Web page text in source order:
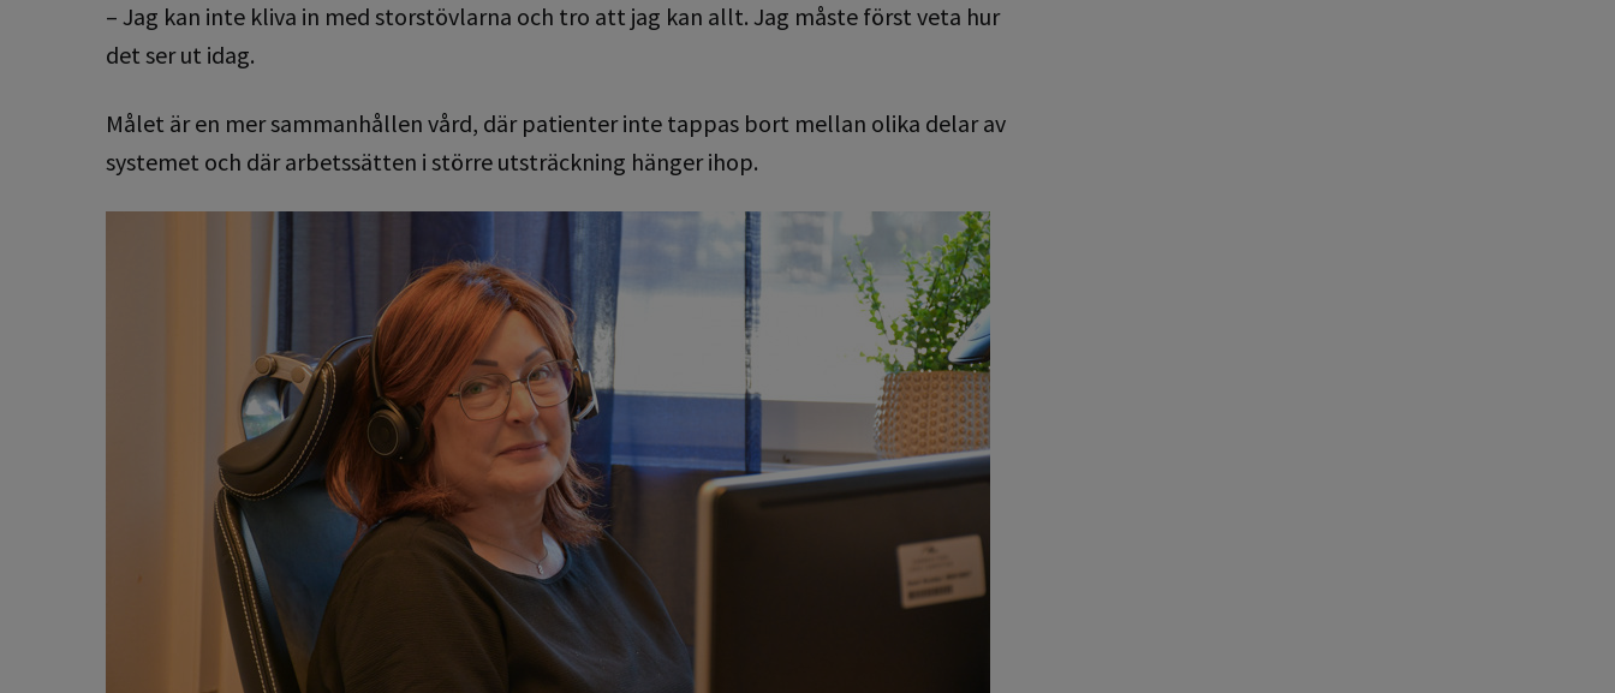
– Jag kan inte kliva in med storstövlarna och tro att jag kan allt. Jag måste först veta hur
det ser ut idag.
Målet är en mer sammanhållen vård, där patienter inte tappas bort mellan olika delar av
systemet och där arbetssätten i större utsträckning hänger ihop.